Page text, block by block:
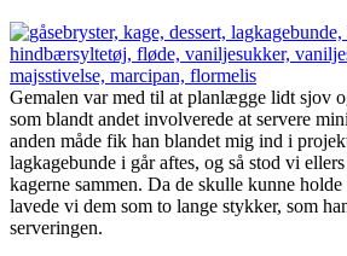
Gemalen var med til at planlægge lidt sjov
som blandt andet involverede at servere
anden måde fik han blandet mig ind i
lagkagebunde i går aftes, og så stod vi
kagerne sammen. Da de skulle kunne
lavede vi dem som to lange stykker, som
serveringen.